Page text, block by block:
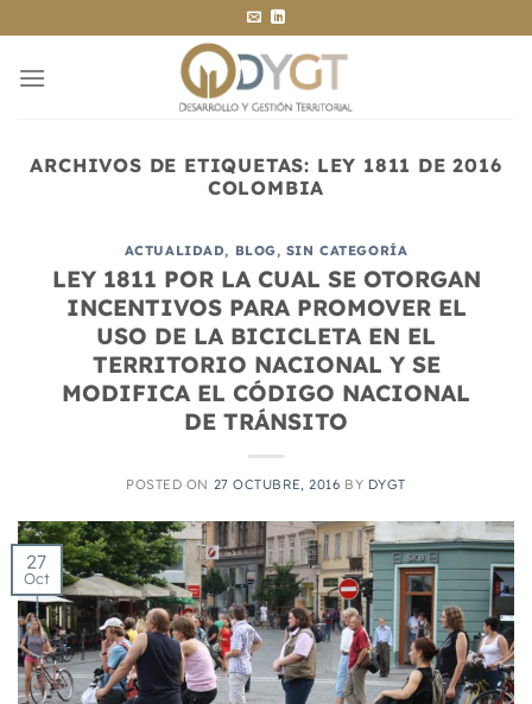
al
contenido
ARCHIVOS DE ETIQUETAS: LEY 1811 DE 2016
COLOMBIA
ACTUALIDAD, BLOG, SIN CATEGORÍA
LEY 1811 POR LA CUAL SE OTORGAN
INCENTIVOS PARA PROMOVER EL
USO DE LA BICICLETA EN EL
TERRITORIO NACIONAL Y SE
MODIFICA EL CÓDIGO NACIONAL
DE TRÁNSITO
POSTED ON 27 OCTUBRE, 2016 BY DYGT
27
Oct